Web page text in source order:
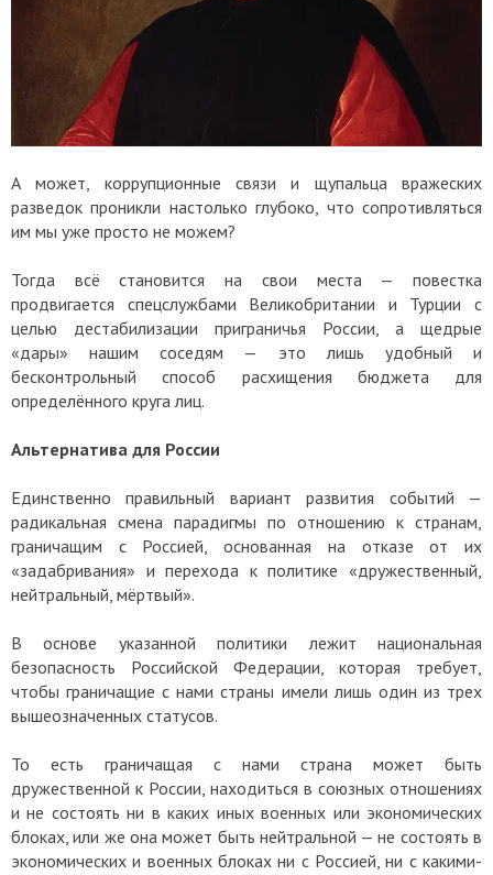
А может, коррупционные связи и щупальца вражеских
разведок проникли настолько глубоко, что сопротивляться
им мы уже просто не можем?
Тогда всё становится на свои места — повестка
продвигается спецслужбами Великобритании и Турции с
целью дестабилизации приграничья России, а щедрые
«дары» нашим соседям — это лишь удобный и
бесконтрольный способ расхищения бюджета для
определённого круга лиц.
Альтернатива для России
Единственно правильный вариант развития событий —
радикальная смена парадигмы по отношению к странам,
граничащим с Россией, основанная на отказе от их
«задабривания» и перехода к политике «дружественный,
нейтральный, мёртвый».
В основе указанной политики лежит национальная
безопасность Российской Федерации, которая требует,
чтобы граничащие с нами страны имели лишь один из трех
вышеозначенных статусов.
То есть граничащая с нами страна может быть
дружественной к России, находиться в союзных отношениях
и не состоять ни в каких иных военных или экономических
блоках, или же она может быть нейтральной — не состоять в
экономических и военных блоках ни с Россией, ни с какими-